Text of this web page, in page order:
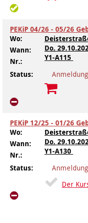
PEKiP 04/26 - 05/26
Wo:
Wann:
Do.
Nr.:
Y1-A115
Status:
PEKiP 12/25 - 01/26
Wo:
Wann:
Do.
Nr.:
Y1-A130
Status:
Der